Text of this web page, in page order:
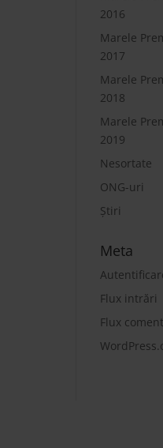
2016
Marele
2017
Marele
2018
Marele
2019
Nesortate
ONG-uri
Știri
Meta
Flux intrări
Flux